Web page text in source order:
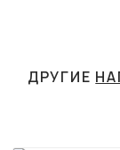
ДРУГИЕ